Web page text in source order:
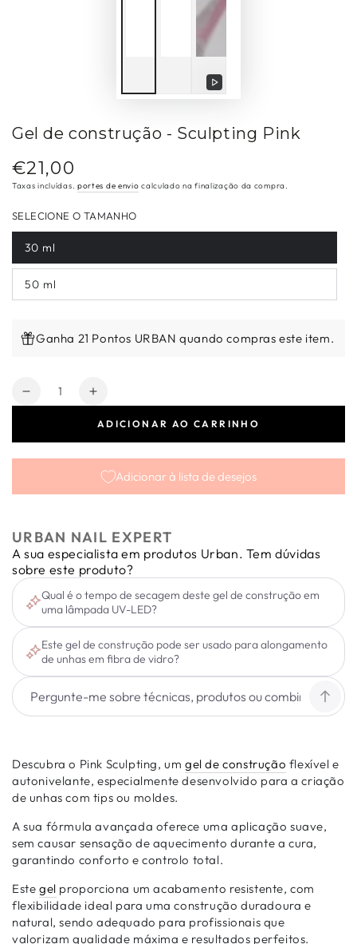
Reproduzir
Gel de construção - Sculpting Pink
Preço
regular
€21,00
Taxas incluídas. portes de envio calculado na finalização da compra.
SELECIONE O TAMANHO
30 ml
50 ml
Ganha 21 Pontos URBAN quando compras este item.
Quantidade
Diminuir
construção
Sculpting
Pink
Aumentar
quantidade
de
construção
Sculpting
Pink
ADICIONAR AO CARRINHO
Adicionar à lista de desejos
URBAN NAIL EXPERT
A sua especialista em produtos Urban. Tem dúvidas
sobre este produto?
Qual é o tempo de secagem deste gel de construção em
uma lâmpada UV-LED?
Este gel de construção pode ser usado para alongamento
de unhas em fibra de vidro?
Descubra o Pink Sculpting, umgel de construção flexível e
autonivelante, especialmente desenvolvido para a criação
de unhas com tips ou moldes.
A sua fórmula avançada oferece uma aplicação suave,
sem causar sensação de aquecimento durante a cura,
garantindo conforto e controlo total.
Este gel proporciona um acabamento resistente, com
flexibilidade ideal para uma construção duradoura e
natural, sendo adequado para profissionais que
valorizam qualidade máxima e resultados perfeitos.